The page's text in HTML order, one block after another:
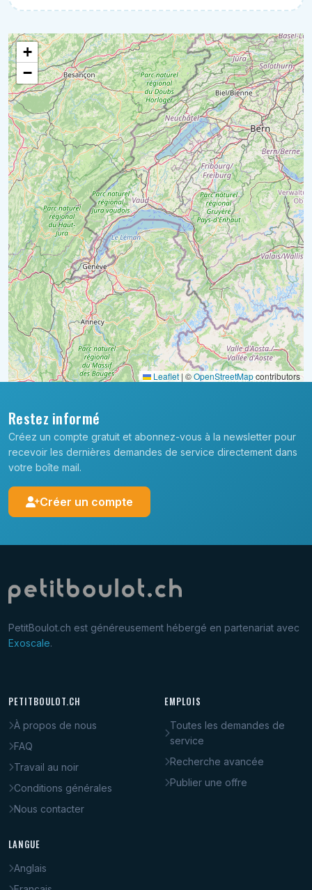
+
−
Leaflet | ©OpenStreetMapcontributors
Restez informé
Créez un compte gratuit et abonnez-vous à la newsletter pour
recevoir les dernières demandes de service directement dans
votre boîte mail.
Créer un compte
PetitBoulot.ch est généreusement hébergé en partenariat avec
Exoscale.
PETITBOULOT.CH
À propos de nous
FAQ
Travail au noir
Conditions générales
Nous contacter
EMPLOIS
Toutes les demandes de
service
Recherche avancée
Publier une offre
LANGUE
Anglais